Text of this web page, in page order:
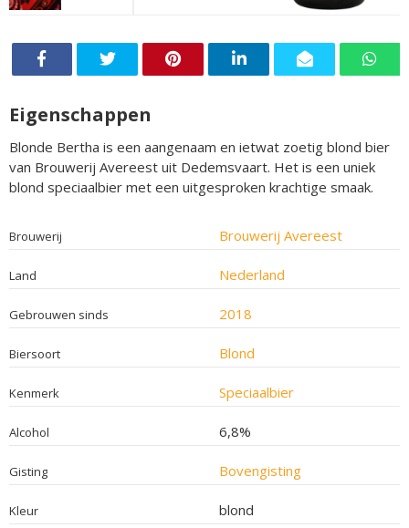
Eigenschappen
Blonde Bertha is een aangenaam en ietwat zoetig blond bier
van Brouwerij Avereest uit Dedemsvaart. Het is een uniek
blond speciaalbier met een uitgesproken krachtige smaak.
Brouwerij Brouwerij Avereest
Land Nederland
Gebrouwen sinds 2018
Biersoort Blond
Kenmerk Speciaalbier
Alcohol 6,8%
Gisting Bovengisting
Kleur blond